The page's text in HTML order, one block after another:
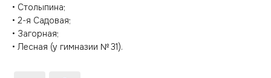
• Столыпина;
• 2-я Садовая;
• Загорная;
• Лесная (у гимназии № 31).